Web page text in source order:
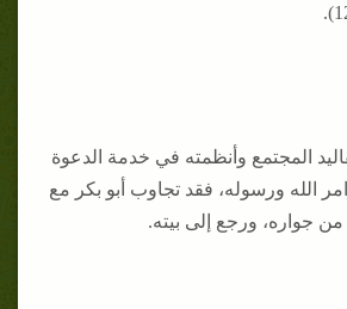
المجتمع وأنظمته في خدمة الدعوة
الله ورسوله، فقد تجاوب أبو بكر مع
من جواره، ورجع إلى بيته.